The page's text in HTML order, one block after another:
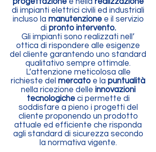
di impianti elettrici civili ed industriali
incluso la manutenzionee il servizio
di pronto intervento.
Gli impianti sono realizzati nell’
ottica di rispondere alle esigenze
del cliente garantendo uno standard
qualitativo sempre ottimale.
L’attenzione meticolosa alle
richieste del mercato e la puntualità
nella ricezione delle innovazioni
tecnologicheci permette di
soddisfare a pieno i progetti del
cliente proponendo un prodotto
attuale ed efficiente che risponda
agli standard di sicurezza secondo
la normativa vigente.